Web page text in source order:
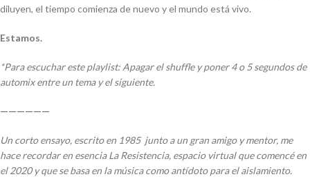
diluyen, el tiempo comienza de nuevo y el mundo está vivo.
Estamos.
*Para escuchar este playlist: Apagar el shuffle y poner 4 o 5 segundos de
automix entre un tema y el siguiente.
——————
Un corto ensayo, escrito en 1985 junto a un gran amigo y mentor, me
hace recordar en esencia La Resistencia, espacio virtual que comencé en
el 2020 y que se basa en la música como antídoto para el aislamiento.